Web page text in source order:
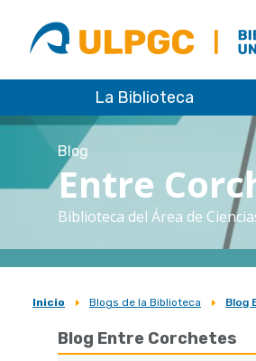
ULPGC
La Biblioteca
Blog
Entre
Biblioteca del Área de
Sobrescribir
enlaces
Inicio Blogs de la Biblioteca Blog
Blog Entre Corchetes